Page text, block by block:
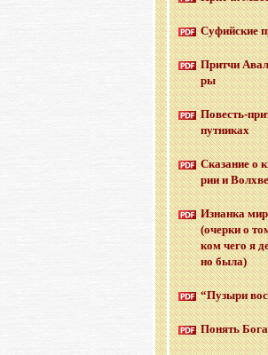
Су­фий­ские
Прит­чи
ры
По­весть-
пут­ни­ках
Ска­за­ние о
рии и Волх­ве
Из­нан­ка
(очер­ки о
ком чего я
но была)
“Пу­зы­ри
По­нять Бога